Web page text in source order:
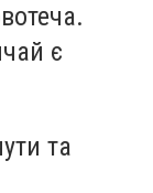
є
та